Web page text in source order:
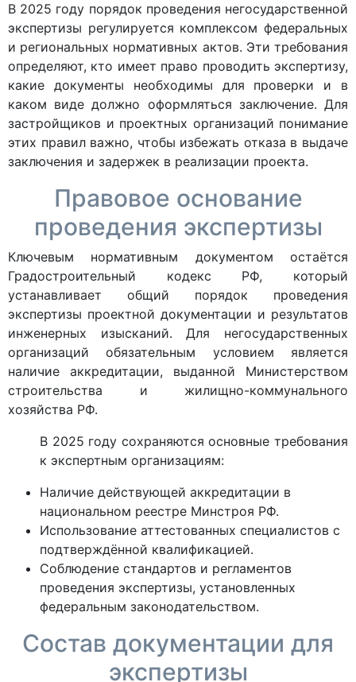
В 2025 году порядок проведения негосударственной
экспертизы регулируется комплексом федеральных
и региональных нормативных актов. Эти требования
определяют, кто имеет право проводить экспертизу,
какие документы необходимы для проверки и в
каком виде должно оформляться заключение. Для
застройщиков и проектных организаций понимание
этих правил важно, чтобы избежать отказа в выдаче
заключения и задержек в реализации проекта.
Правовое основание
проведения экспертизы
Ключевым нормативным документом остаётся
Градостроительный кодекс РФ, который
устанавливает общий порядок проведения
экспертизы проектной документации и результатов
инженерных изысканий. Для негосударственных
организаций обязательным условием является
наличие аккредитации, выданной Министерством
строительства и жилищно-коммунального
хозяйства РФ.
В 2025 году сохраняются основные требования
к экспертным организациям:
Наличие действующей аккредитации в
национальном реестре Минстроя РФ.
Использование аттестованных специалистов с
подтверждённой квалификацией.
Соблюдение стандартов и регламентов
проведения экспертизы, установленных
федеральным законодательством.
Состав документации для
экспертизы